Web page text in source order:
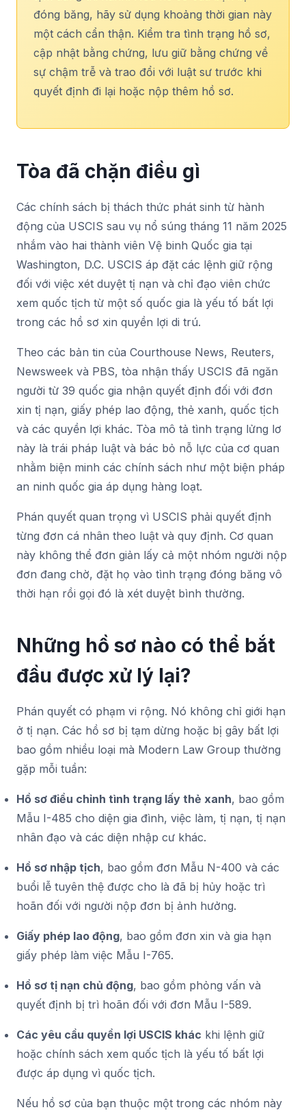
đóng băng, hãy sử dụng khoảng thời gian này
một cách cẩn thận. Kiểm tra tình trạng hồ sơ,
cập nhật bằng chứng, lưu giữ bằng chứng về
sự chậm trễ và trao đổi với luật sư trước khi
quyết định đi lại hoặc nộp thêm hồ sơ.
Tòa đã chặn điều gì
Các chính sách bị thách thức phát sinh từ hành
động của USCIS sau vụ nổ súng tháng 11 năm 2025
nhắm vào hai thành viên Vệ binh Quốc gia tại
Washington, D.C. USCIS áp đặt các lệnh giữ rộng
đối với việc xét duyệt tị nạn và chỉ đạo viên chức
xem quốc tịch từ một số quốc gia là yếu tố bất lợi
trong các hồ sơ xin quyền lợi di trú.
Theo các bản tin của Courthouse News, Reuters,
Newsweek và PBS, tòa nhận thấy USCIS đã ngăn
người từ 39 quốc gia nhận quyết định đối với đơn
xin tị nạn, giấy phép lao động, thẻ xanh, quốc tịch
và các quyền lợi khác. Tòa mô tả tình trạng lửng lơ
này là trái pháp luật và bác bỏ nỗ lực của cơ quan
nhằm biện minh các chính sách như một biện pháp
an ninh quốc gia áp dụng hàng loạt.
Phán quyết quan trọng vì USCIS phải quyết định
từng đơn cá nhân theo luật và quy định. Cơ quan
này không thể đơn giản lấy cả một nhóm người nộp
đơn đang chờ, đặt họ vào tình trạng đóng băng vô
thời hạn rồi gọi đó là xét duyệt bình thường.
Những hồ sơ nào có thể bắt
đầu được xử lý lại?
Phán quyết có phạm vi rộng. Nó không chỉ giới hạn
ở tị nạn. Các hồ sơ bị tạm dừng hoặc bị gây bất lợi
bao gồm nhiều loại mà Modern Law Group thường
gặp mỗi tuần:
Hồ sơ điều chỉnh tình trạng lấy thẻ xanh, bao gồm
Mẫu I-485 cho diện gia đình, việc làm, tị nạn, tị nạn
nhân đạo và các diện nhập cư khác.
Hồ sơ nhập tịch, bao gồm đơn Mẫu N-400 và các
buổi lễ tuyên thệ được cho là đã bị hủy hoặc trì
hoãn đối với người nộp đơn bị ảnh hưởng.
Giấy phép lao động, bao gồm đơn xin và gia hạn
giấy phép làm việc Mẫu I-765.
Hồ sơ tị nạn chủ động, bao gồm phỏng vấn và
quyết định bị trì hoãn đối với đơn Mẫu I-589.
Các yêu cầu quyền lợi USCIS khác khi lệnh giữ
hoặc chính sách xem quốc tịch là yếu tố bất lợi
được áp dụng vì quốc tịch.
Nếu hồ sơ của bạn thuộc một trong các nhóm này